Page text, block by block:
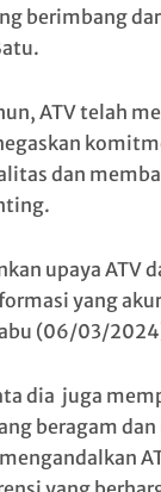
berimbang
ATV telah
dan
upaya ATV
yang
(06/03/
dia juga
beragam